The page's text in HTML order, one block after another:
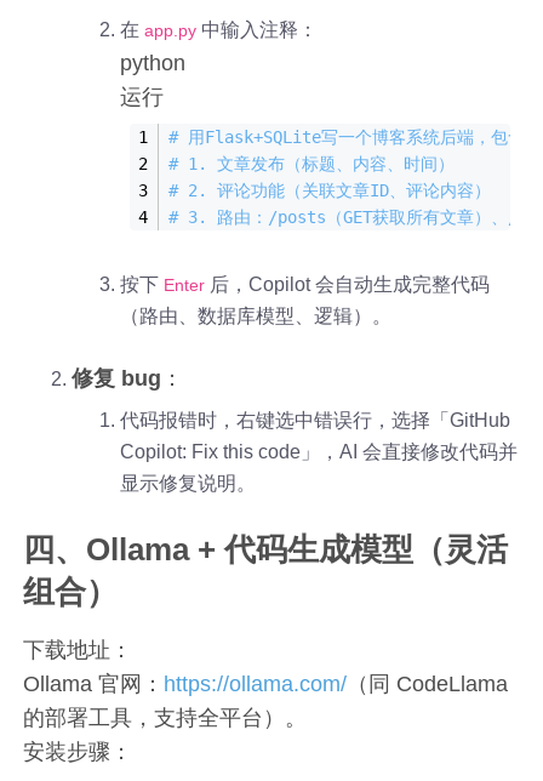
在app.py 中输入注释：
python
运行
# 用Flask+SQLite写一个博客系统后端，包含：
# 1. 文章发布（标题、内容、时间）
# 2. 评论功能（关联文章ID、评论内容）
# 3. 路由：/posts（GET获取所有文章）、/
按下 Enter 后，Copilot 会自动生成完整代码
（路由、数据库模型、逻辑）。
修复 bug ：
代码报错时，右键选中错误行，选择「GitHub
Copilot: Fix this code」，AI 会直接修改代码并
显示修复说明。
四、Ollama + 代码生成模型（灵活
组合）
下载地址：
Ollama 官网： https://ollama.com/ （同 CodeLlama
的部署工具，支持全平台）。
安装步骤：